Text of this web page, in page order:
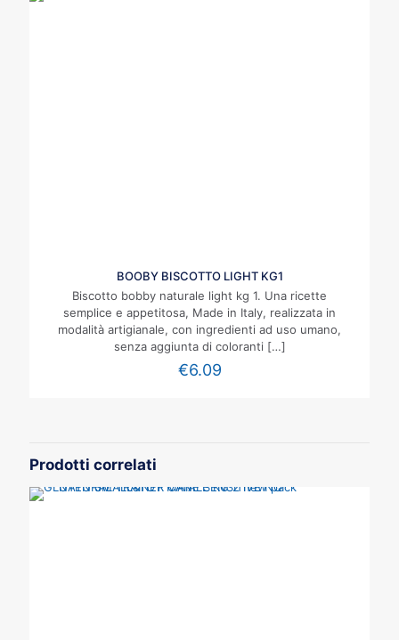
BOOBY BISCOTTO LIGHT KG1
Biscotto bobby naturale light kg 1. Una ricette
semplice e appetitosa, Made in Italy, realizzata in
modalità artigianale, con ingredienti ad uso umano,
senza aggiunta di coloranti […]
€6.09
Prodotti correlati